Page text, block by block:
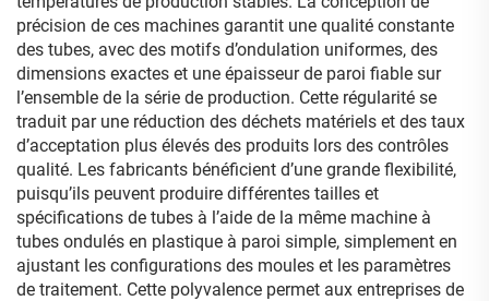
précision de ces machines garantit une qualité constante
des tubes, avec des motifs d’ondulation uniformes, des
dimensions exactes et une épaisseur de paroi fiable sur
l’ensemble de la série de production. Cette régularité se
traduit par une réduction des déchets matériels et des taux
d’acceptation plus élevés des produits lors des contrôles
qualité. Les fabricants bénéficient d’une grande flexibilité,
puisqu’ils peuvent produire différentes tailles et
spécifications de tubes à l’aide de la même machine à
tubes ondulés en plastique à paroi simple, simplement en
ajustant les configurations des moules et les paramètres
de traitement. Cette polyvalence permet aux entreprises de